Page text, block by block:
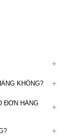
hàng dự kiến.
KHÔNG?
phương thưc giao
ĐƠN HÀNG
thời điểm giao
chúng tôi sẽ làm